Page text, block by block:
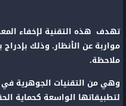
تهدف هذه التقنية لإخفاء
مواربة عن الأنظار. وذلك
ملاحظة.
وهي من التقنيات الجوهرية في
لتطبيقاتها الواسعة كحماية